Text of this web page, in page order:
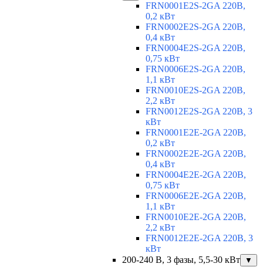
FRN0001E2S-2GA 220В,
0,2 кВт
FRN0002E2S-2GA 220В,
0,4 кВт
FRN0004E2S-2GA 220В,
0,75 кВт
FRN0006E2S-2GA 220В,
1,1 кВт
FRN0010E2S-2GA 220В,
2,2 кВт
FRN0012E2S-2GA 220В, 3
кВт
FRN0001E2E-2GA 220В,
0,2 кВт
FRN0002E2E-2GA 220В,
0,4 кВт
FRN0004E2E-2GA 220В,
0,75 кВт
FRN0006E2E-2GA 220В,
1,1 кВт
FRN0010E2E-2GA 220В,
2,2 кВт
FRN0012E2E-2GA 220В, 3
кВт
200-240 В, 3 фазы, 5,5-30 кВт
▼